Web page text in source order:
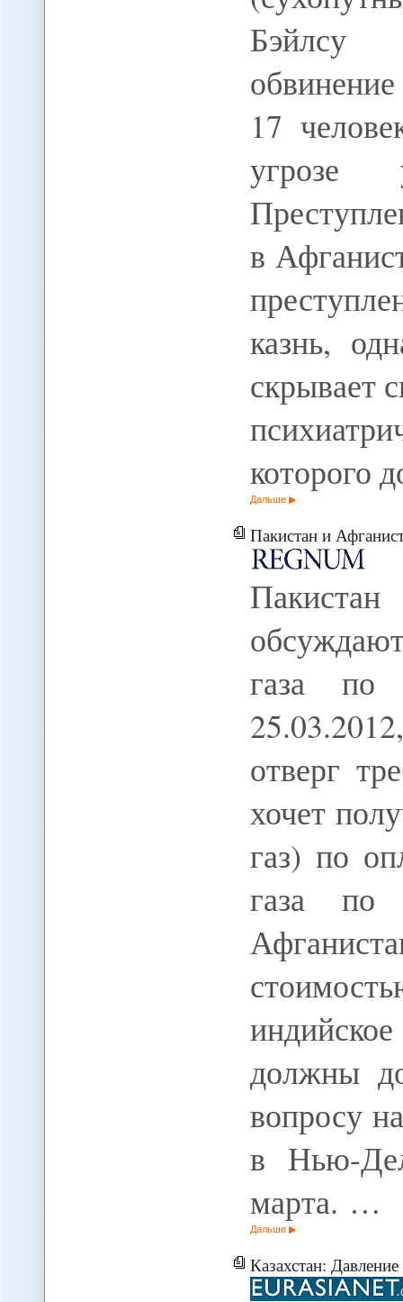
Бэйлсу
17
угрозе
в
казнь,
скрывает
которого
Дальше
Пакистан и Афганистан в
газа по
отверг
хочет
газ) по
газа по
должны
вопросу
в Нью-
марта. …
Дальше
Казахстан: Давление